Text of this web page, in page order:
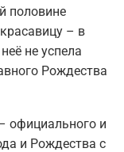
половине
– в
не успела
Рождества
официального и
и Рождества с